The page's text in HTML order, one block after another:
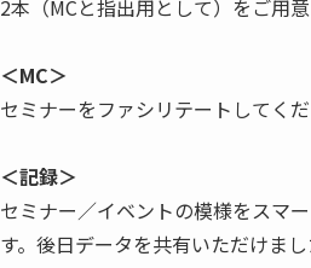
2本（MCと指出用として）をご用
＜MC＞
セミナーをファシリテートしてく
＜記録＞
セミナー／イベントの模様をスマ
す。後日データを共有いただけま